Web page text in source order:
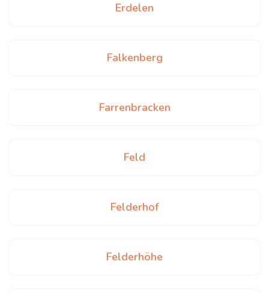
Erdelen
Falkenberg
Farrenbracken
Feld
Felderhof
Felderhöhe